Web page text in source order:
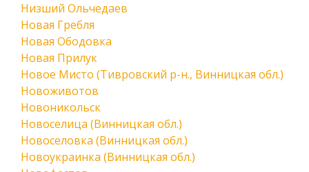
Низший Ольчедаев
Новая Гребля
Новая Ободовка
Новая Прилук
Новое Мисто (Тивровский р-н., Винницкая обл.)
Новоживотов
Новоникольск
Новоселица (Винницкая обл.)
Новоселовка (Винницкая обл.)
Новоукраинка (Винницкая обл.)